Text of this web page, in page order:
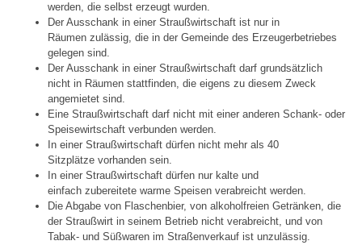
werden, die selbst erzeugt wurden.
Der Ausschank in einer Straußwirtschaft ist nur in
Räumen zulässig, die in der Gemeinde des Erzeugerbetriebes
gelegen sind.
Der Ausschank in einer Straußwirtschaft darf grundsätzlich
nicht in Räumen stattfinden, die eigens zu diesem Zweck
angemietet sind.
Eine Straußwirtschaft darf nicht mit einer anderen Schank- oder
Speisewirtschaft verbunden werden.
In einer Straußwirtschaft dürfen nicht mehr als 40
Sitzplätze vorhanden sein.
In einer Straußwirtschaft dürfen nur kalte und
einfach zubereitete warme Speisen verabreicht werden.
Die Abgabe von Flaschenbier, von alkoholfreien Getränken, die
der Straußwirt in seinem Betrieb nicht verabreicht, und von
Tabak- und Süßwaren im Straßenverkauf ist unzulässig.